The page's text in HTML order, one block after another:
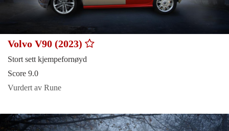
Volvo V90 (2023)
Stort sett kjempefornøyd
Score 9.0
Vurdert av Rune